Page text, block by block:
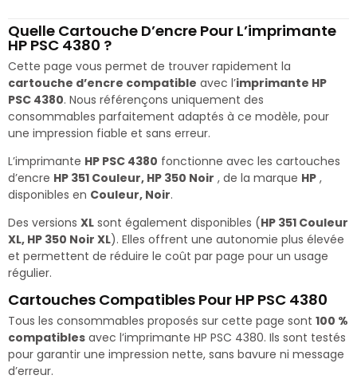
Quelle Cartouche D’encre Pour L’imprimante
HP PSC 4380 ?
Cette page vous permet de trouver rapidement la
cartouche d’encre compatible avec l’imprimante HP
PSC 4380. Nous référençons uniquement des
consommables parfaitement adaptés à ce modèle, pour
une impression fiable et sans erreur.
L’imprimante HP PSC 4380 fonctionne avec les cartouches
d’encre HP 351 Couleur, HP 350 Noir , de la marque HP ,
disponibles en Couleur, Noir.
Des versions XL sont également disponibles (HP 351 Couleur
XL, HP 350 Noir XL). Elles offrent une autonomie plus élevée
et permettent de réduire le coût par page pour un usage
régulier.
Cartouches Compatibles Pour HP PSC 4380
Tous les consommables proposés sur cette page sont 100 %
compatibles avec l’imprimante HP PSC 4380. Ils sont testés
pour garantir une impression nette, sans bavure ni message
d’erreur.